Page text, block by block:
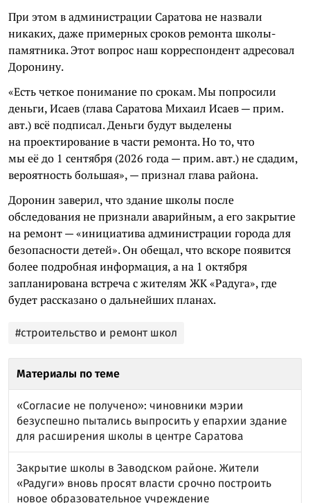
При этом в администрации Саратова не назвали
никаких, даже примерных сроков ремонта школы-
памятника. Этот вопрос наш корреспондент адресовал
Доронину.
«Есть четкое понимание по срокам. Мы попросили
деньги, Исаев (глава Саратова Михаил Исаев — прим.
авт.) всё подписал. Деньги будут выделены
на проектирование в части ремонта. Но то, что
мы её до 1 сентября (2026 года — прим. авт.) не сдадим,
вероятность большая», — признал глава района.
Доронин заверил, что здание школы после
обследования не признали аварийным, а его закрытие
на ремонт — «инициатива администрации города для
безопасности детей». Он обещал, что вскоре появится
более подробная информация, а на 1 октября
запланирована встреча с жителям ЖК «Радуга», где
будет рассказано о дальнейших планах.
#строительство и ремонт школ
Материалы по теме
«Согласие не получено»: чиновники мэрии
безуспешно пытались выпросить у епархии здание
для расширения школы в центре Саратова
Закрытие школы в Заводском районе. Жители
«Радуги» вновь просят власти срочно построить
новое образовательное учреждение